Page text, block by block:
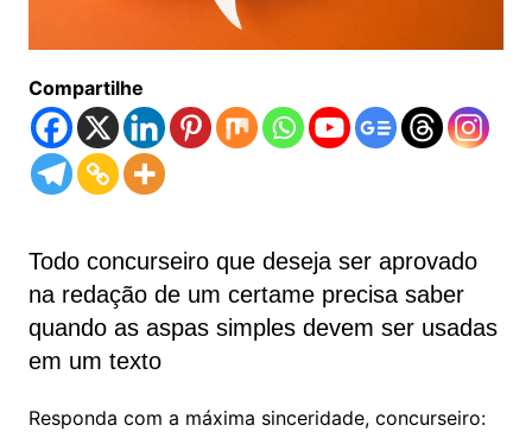
Compartilhe
Todo concurseiro que deseja ser aprovado
na redação de um certame precisa saber
quando as aspas simples devem ser usadas
em um texto
Responda com a máxima sinceridade, concurseiro: